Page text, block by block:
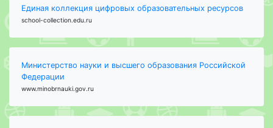
Единая коллекция цифровых образовательных ресурсов
school-collection.edu.ru
Министерство науки и высшего образования Российской
Федерации
www.minobrnauki.gov.ru